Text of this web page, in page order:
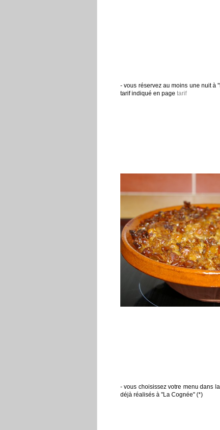
- vous réservez au moins une nuit à
tarif indiqué en page tarif
- vous choisissez votre menu dans
déjà réalisés à "La Cognée" (*)